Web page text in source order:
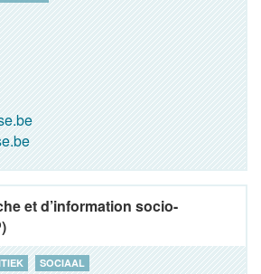
et d’information socio-
SOCIAAL